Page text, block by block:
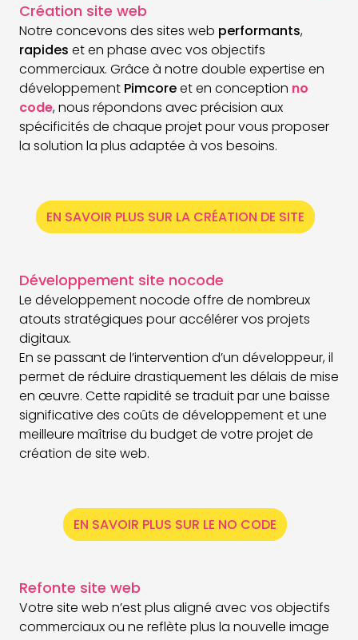
Création site web
Notre concevons des sites web performants,
rapides et en phase avec vos objectifs
commerciaux. Grâce à notre double expertise en
développement Pimcoreet en conception no
code, nous répondons avec précision aux
spécificités de chaque projet pour vous proposer
la solution la plus adaptée à vos besoins.
EN SAVOIR PLUS SUR LA CRÉATION DE SITE
Développement site nocode
Le développement nocode offre de nombreux
atouts stratégiques pour accélérer vos projets
digitaux.
En se passant de l’intervention d’un développeur, il
permet de réduire drastiquement les délais de mise
en œuvre. Cette rapidité se traduit par une baisse
significative des coûts de développement et une
meilleure maîtrise du budget de votre projet de
création de site web.
EN SAVOIR PLUS SUR LE NO CODE
Refonte site web
Votre site web n’est plus aligné avec vos objectifs
commerciaux ou ne reflète plus la nouvelle image